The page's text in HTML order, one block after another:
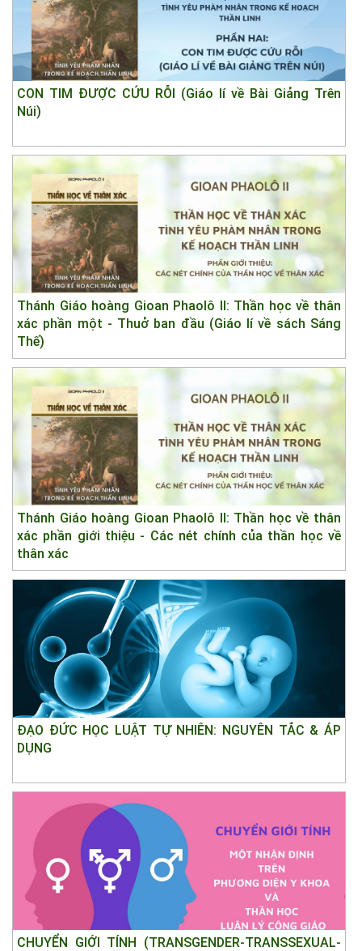
CON TIM ĐƯỢC CỨU RỖI (Giáo lí về Bài Giảng Trên
Núi)
Thánh Giáo hoàng Gioan Phaolô II: Thần học về thân
xác phần một - Thuở ban đầu (Giáo lí về sách Sáng
Thế)
Thánh Giáo hoàng Gioan Phaolô II: Thần học về thân
xác phần giới thiệu - Các nét chính của thần học về
thân xác
ĐẠO ĐỨC HỌC LUẬT TỰ NHIÊN: NGUYÊN TẮC & ÁP
DỤNG
CHUYỂN GIỚI TÍNH (TRANSGENDER-TRANSSEXUAL-